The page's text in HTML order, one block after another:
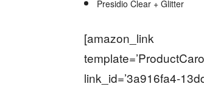
Presidio Clear + Glitter
[amazon_link
link_id=’3a916fa4-